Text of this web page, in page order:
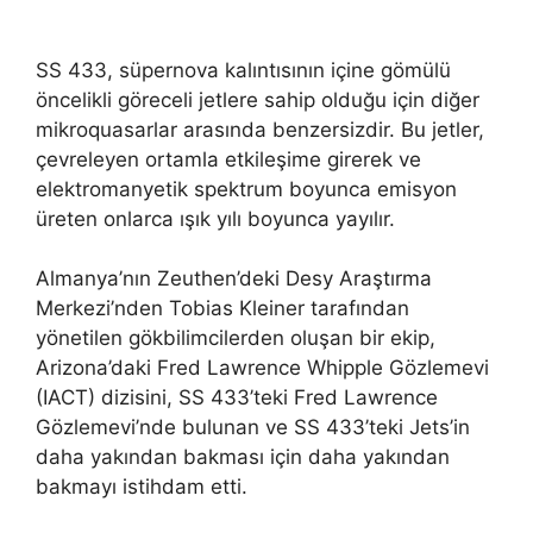
SS 433, süpernova kalıntısının içine gömülü
öncelikli göreceli jetlere sahip olduğu için diğer
mikroquasarlar arasında benzersizdir. Bu jetler,
çevreleyen ortamla etkileşime girerek ve
elektromanyetik spektrum boyunca emisyon
üreten onlarca ışık yılı boyunca yayılır.
Almanya’nın Zeuthen’deki Desy Araştırma
Merkezi’nden Tobias Kleiner tarafından
yönetilen gökbilimcilerden oluşan bir ekip,
Arizona’daki Fred Lawrence Whipple Gözlemevi
(IACT) dizisini, SS 433’teki Fred Lawrence
Gözlemevi’nde bulunan ve SS 433’teki Jets’in
daha yakından bakması için daha yakından
bakmayı istihdam etti.